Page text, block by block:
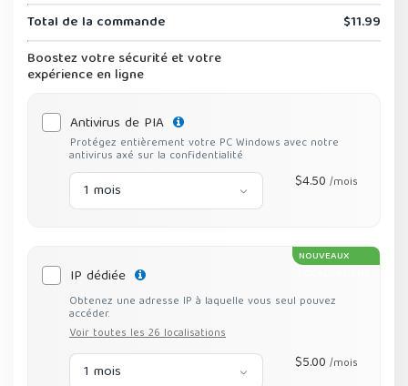
Total de la commande
$11.99
Boostez votre sécurité et votre
expérience en ligne
Antivirus de PIA
Protégez entièrement votre PC Windows avec notre
antivirus axé sur la confidentialité
1 mois $4.50/mois
NOUVEAUX
IP dédiée
Obtenez une adresse IP à laquelle vous seul pouvez
accéder.
Voir toutes les 26 localisations
1 mois $5.00/mois